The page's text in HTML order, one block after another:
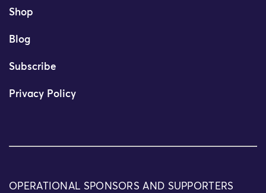
Shop
Blog
Subscribe
Privacy Policy
OPERATIONAL SPONSORS AND SUPPORTERS